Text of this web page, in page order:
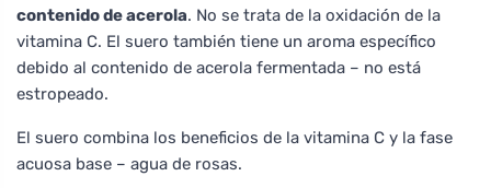
contenido de acerola. No se trata de la oxidación de la
vitamina C. El suero también tiene un aroma específico
debido al contenido de acerola fermentada – no está
estropeado.
El suero combina los beneficios de la vitamina C y la fase
acuosa base – agua de rosas.